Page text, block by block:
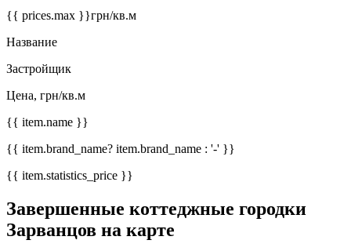
{{ prices.max }}грн/кв.м
Название
Застройщик
Цена, грн/кв.м
{{ item.name }}
{{ item.brand_name? item.brand_name : '-' }}
{{ item.statistics_price }}
Завершенные коттеджные городки
Зарванцов на карте